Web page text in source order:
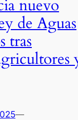
nuevo
de Aguas
tras
—